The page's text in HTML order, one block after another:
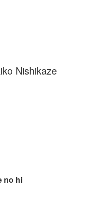
Nishikaze
no hi